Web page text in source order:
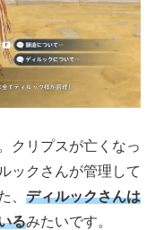
クリプスが亡くなっ
ックさんが管理して
、 ディルックさんは
るみたいです。